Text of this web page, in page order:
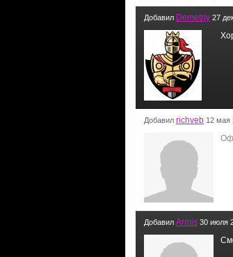
Добавил Demetriy 27
Добавил richveb 12 мая
Добавил Armis 30 июля